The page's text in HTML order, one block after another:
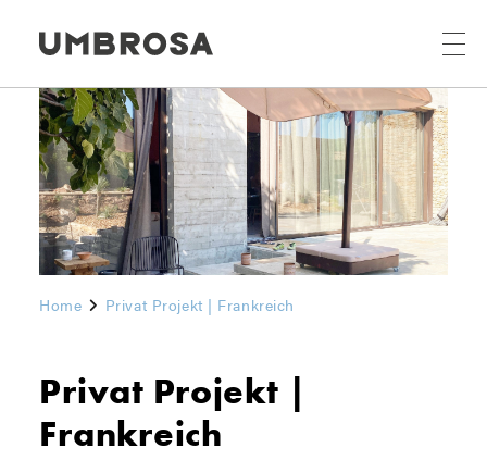
Home Privat Projekt | Frankreich
Privat Projekt |
Frankreich